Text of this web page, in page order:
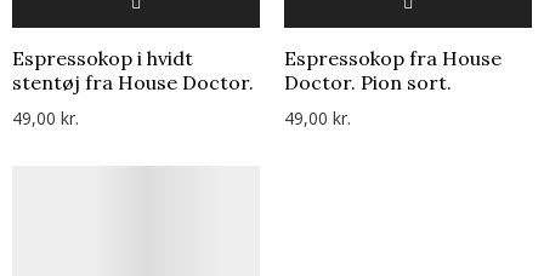
Espressokop i hvidt
stentøj fra House Doctor.
49,00 kr.
Espressokop fra House
Doctor. Pion sort.
49,00 kr.